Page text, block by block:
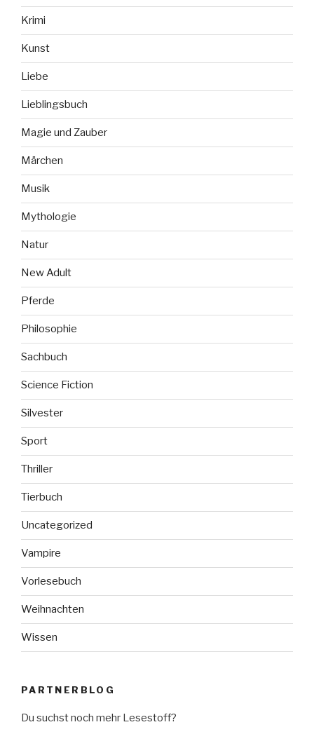
Krimi
Kunst
Liebe
Lieblingsbuch
Magie und Zauber
Märchen
Musik
Mythologie
Natur
New Adult
Pferde
Philosophie
Sachbuch
Science Fiction
Silvester
Sport
Thriller
Tierbuch
Uncategorized
Vampire
Vorlesebuch
Weihnachten
Wissen
PARTNERBLOG
Du suchst noch mehr Lesestoff?